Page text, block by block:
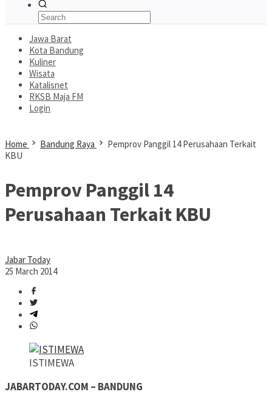
Jawa Barat
Kota Bandung
Kuliner
Wisata
Katalisnet
RKSB Maja FM
Login
Home Bandung Raya
Pemprov Panggil 14 Perusahaan Terkait
KBU
Pemprov Panggil 14
Perusahaan Terkait KBU
Jabar Today
25 March 2014
ISTIMEWA
JABARTODAY.COM – BANDUNG